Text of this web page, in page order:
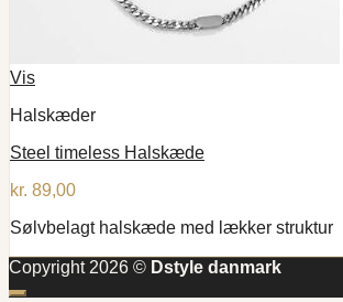
Vis
Halskæder
Steel timeless Halskæde
kr. 89,00
Sølvbelagt halskæde med lækker struktur
Copyright 2026 © Dstyle danmark